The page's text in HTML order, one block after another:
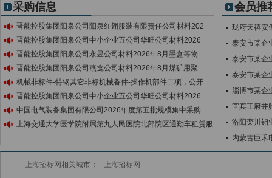
采购信息
晋能控股集团阳泉公司阳泉红翎服装有限责任公司材料202
晋能控股集团阳泉公司中小企业五公司华旺公司材料2026
晋能控股集团阳泉公司永昱公司材料2026年8月墨盒等物
晋能控股集团阳泉公司燕龛公司材料2026年8月煤矿用聚
机械非标件-特钢其它非标机械备件-操作机部件二项，公开
晋能控股集团阳泉公司中小企业五公司华旺公司材料2026
中国电气装备集团有限公司2026年度第五批规模集中采购
上海交通大学医学院附属第九人民医院北部院区通勤车租赁服
会员推
珑府天禧安
泰安市某企
泰安市某企
泰安市某企
淄博市某企
宜宾王府井
洛阳栾川钼
内蒙古巨禾
上海招标网相关城市： 上海招标网